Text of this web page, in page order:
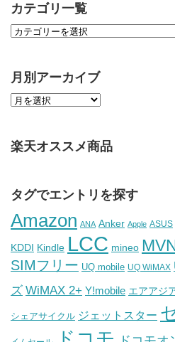
カテゴリ一覧
月別アーカイブ
楽天オススメ商品
タグでエントリを探す
Amazon ANA Anker Apple ASUS
KDDI Kindle LCC mineo
SIMフリー UQ mobile UQ WiMAX
ズ WiMAX 2+ Y!mobile エアアジ
シェアサイクル ジェットスター